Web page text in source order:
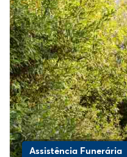
Assistência Funerária